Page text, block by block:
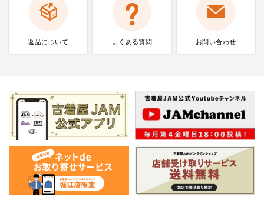
返品について よくある質問 お問い合わせ